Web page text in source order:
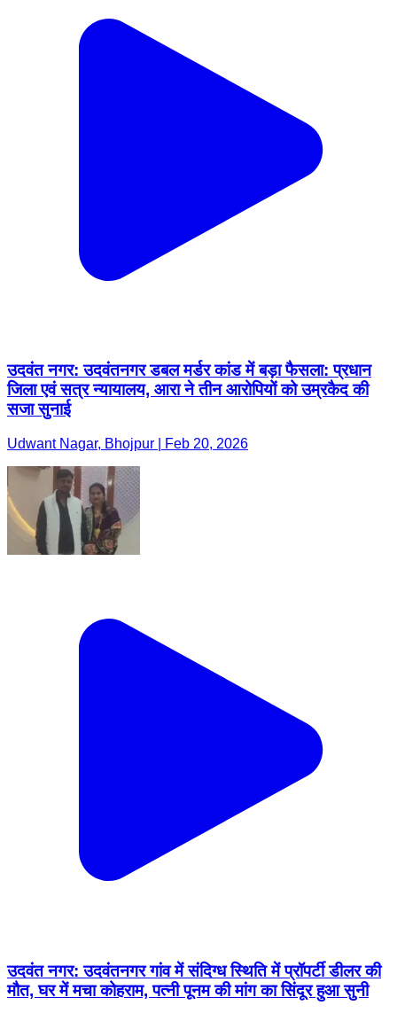
उदवंत नगर: उदवंतनगर डबल मर्डर कांड में बड़ा फैसला: प्रधान
जिला एवं सत्र न्यायालय, आरा ने तीन आरोपियों को उम्रकैद की
सजा सुनाई
Udwant Nagar, Bhojpur | Feb 20, 2026
उदवंत नगर: उदवंतनगर गांव में संदिग्ध स्थिति में प्रॉपर्टी डीलर की
मौत, घर में मचा कोहराम, पत्नी पूनम की मांग का सिंदूर हुआ सुनी